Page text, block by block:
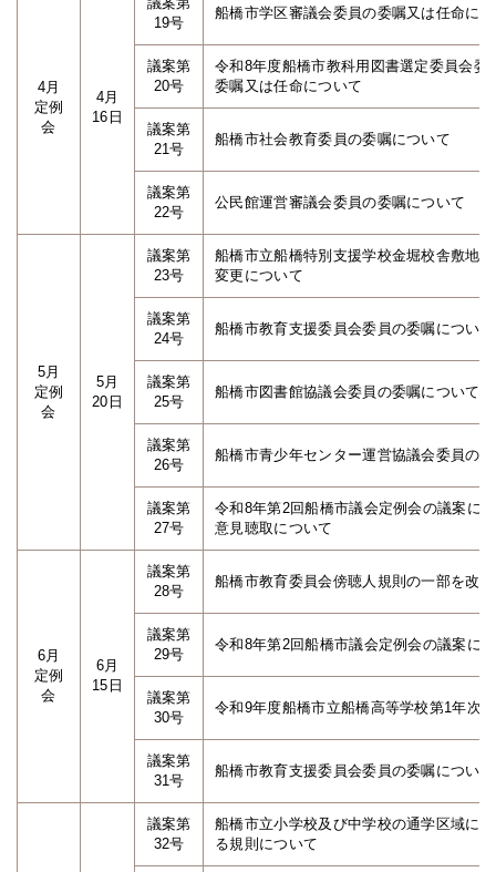
4月
定例
会
4月
16日
19号
船橋市学区審議会委員の委嘱又は任命に
議案第
20号
令和8年度船橋市教科用図書選定委員会委
委嘱又は任命について
議案第
21号
船橋市社会教育委員の委嘱について
議案第
22号
公民館運営審議会委員の委嘱について
5月
定例
会
5月
20日
議案第
23号
船橋市立船橋特別支援学校金堀校舎敷地の
変更について
議案第
24号
船橋市教育支援委員会委員の委嘱について
議案第
25号
船橋市図書館協議会委員の委嘱について
議案第
26号
船橋市青少年センター運営協議会委員の
議案第
27号
令和8年第2回船橋市議会定例会の議案に
意見聴取について
6月
定例
会
6月
15日
議案第
28号
船橋市教育委員会傍聴人規則の一部を改
議案第
29号
令和8年第2回船橋市議会定例会の議案に
議案第
30号
令和9年度船橋市立船橋高等学校第1年次
議案第
31号
船橋市教育支援委員会委員の委嘱について
議案第
32号
船橋市立小学校及び中学校の通学区域に
る規則について